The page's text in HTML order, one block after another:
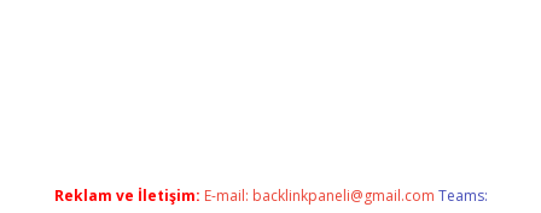
Reklam ve İletişim: E-mail: backlinkpaneli@gmail.com Teams: